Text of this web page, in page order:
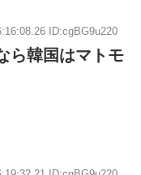
ID:cgBG9u220
ら韓国はマトモ